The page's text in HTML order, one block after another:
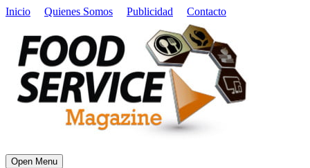
Inicio Quienes Somos Publicidad Contacto
Open Menu